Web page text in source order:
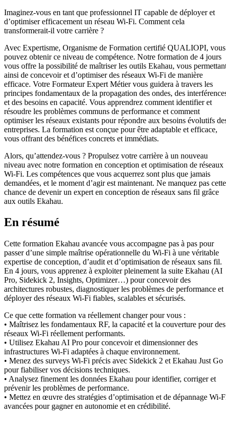
Imaginez-vous en tant que professionnel IT capable de déployer et
d’optimiser efficacement un réseau Wi-Fi. Comment cela
transformerait-il votre carrière ?
Avec Expertisme, Organisme de Formation certifié QUALIOPI, vous
pouvez obtenir ce niveau de compétence. Notre formation de 4 jours
vous offre la possibilité de maîtriser les outils Ekahau, vous
ainsi de concevoir et d’optimiser des réseaux Wi-Fi de manière
efficace. Votre Formateur Expert Métier vous guidera à travers les
principes fondamentaux de la propagation des ondes, des
et des besoins en capacité. Vous apprendrez comment identifier et
résoudre les problèmes communs de performance et comment
optimiser les réseaux existants pour répondre aux besoins évolutifs
entreprises. La formation est conçue pour être adaptable et efficace,
vous offrant des bénéfices concrets et immédiats.
Alors, qu’attendez-vous ? Propulsez votre carrière à un nouveau
niveau avec notre formation en conception et optimisation de réseaux
Wi-Fi. Les compétences que vous acquerrez sont plus que jamais
demandées, et le moment d’agir est maintenant. Ne manquez pas cette
chance de devenir un expert en conception de réseaux sans fil grâce
aux outils Ekahau.
En résumé
Cette formation Ekahau avancée vous accompagne pas à pas pour
passer d’une simple maîtrise opérationnelle du Wi-Fi à une véritable
expertise de conception, d’audit et d’optimisation de réseaux sans fil.
En 4 jours, vous apprenez à exploiter pleinement la suite Ekahau (AI
Pro, Sidekick 2, Insights, Optimizer…) pour concevoir des
architectures robustes, diagnostiquer les problèmes de performance et
déployer des réseaux Wi-Fi fiables, scalables et sécurisés.
Ce que cette formation va réellement changer pour vous :
• Maîtrisez les fondamentaux RF, la capacité et la couverture pour des
réseaux Wi-Fi réellement performants.
• Utilisez Ekahau AI Pro pour concevoir et dimensionner des
infrastructures Wi-Fi adaptées à chaque environnement.
• Menez des surveys Wi-Fi précis avec Sidekick 2 et Ekahau Just Go
pour fiabiliser vos décisions techniques.
• Analysez finement les données Ekahau pour identifier, corriger et
prévenir les problèmes de performance.
• Mettez en œuvre des stratégies d’optimisation et de dépannage Wi-
avancées pour gagner en autonomie et en crédibilité.